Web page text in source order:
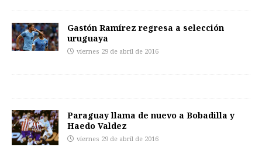
Gastón Ramírez regresa a selección
uruguaya
viernes 29 de abril de 2016
Paraguay llama de nuevo a Bobadilla y
Haedo Valdez
viernes 29 de abril de 2016